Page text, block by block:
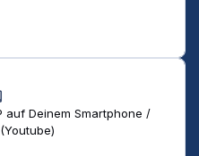
auf Deinem Smartphone /